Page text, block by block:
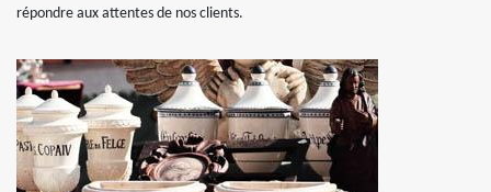
répondre aux attentes de nos clients.